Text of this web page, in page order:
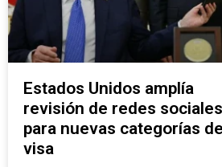
Estados Unidos amplía
revisión de redes sociales
para nuevas categorías de
visa